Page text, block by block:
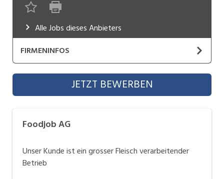
Industrie, Maschinenbau, Anlagenbau,
Produktion
Informatik, Telekommunikation
Kaufm. Berufe, Kundendienst, Verwaltung
Körperpflege, Wellness
Mechanik, Elektronik, Optik, Textil (Fertigung)
Medizin, Gesundheitswesen, Pflege
Sicherheit, Rettung, Polizei, Zoll
Alle Jobs dieses Anbieters
FIRMENINFOS
Foodjob AG
Kaderpersonal für Nahrungsmittelunternehmen
Fleisch, Metzgerei, Schlachtung, Verarbeitung
Milch, Käse
JETZT BEWERBEN
Foodjob AG
Unser Kunde ist ein grosser Fleisch verarbeitender
Betrieb